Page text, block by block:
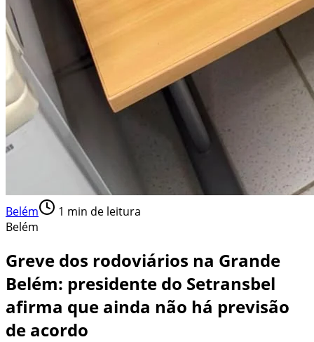
Belém 1 min de leitura
Belém
Greve dos rodoviários na Grande
Belém: presidente do Setransbel
afirma que ainda não há previsão
de acordo